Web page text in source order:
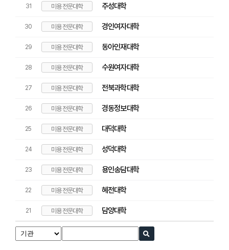
31 미용 전문대학 주성대학
30 미용 전문대학 경인여자대학
29 미용 전문대학 동아인재대학
28 미용 전문대학 수원여자대학
27 미용 전문대학 전북과학대학
26 미용 전문대학 경동정보대학
25 미용 전문대학 대덕대학
24 미용 전문대학 성덕대학
23 미용 전문대학 용인송담대학
22 미용 전문대학 혜전대학
21 미용 전문대학 담양대학